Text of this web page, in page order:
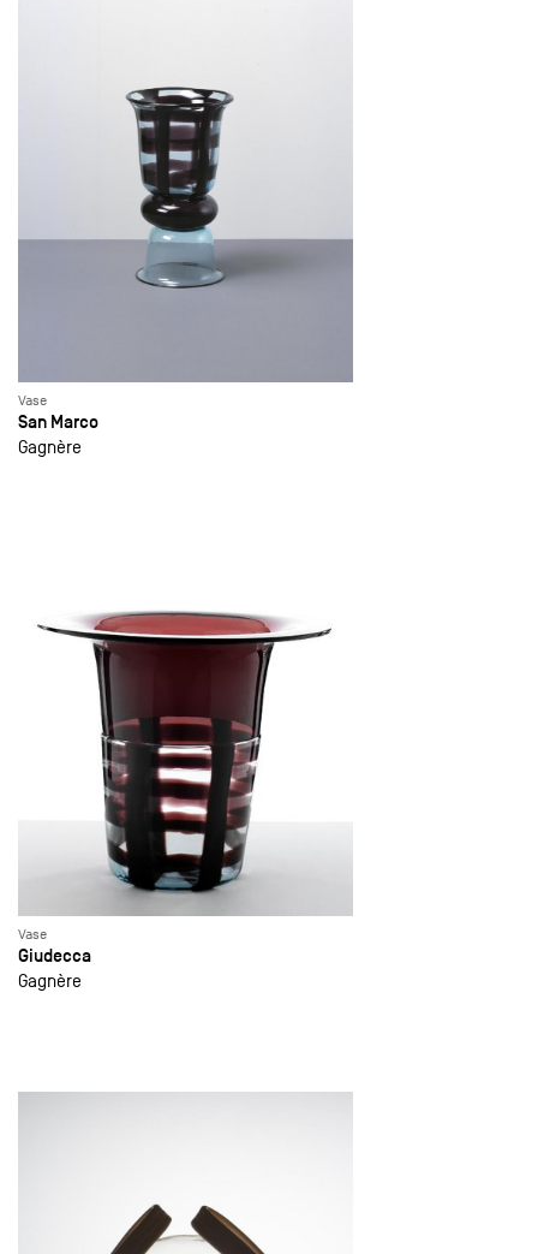
Vase
San Marco
Gagnère
Vase
Giudecca
Gagnère